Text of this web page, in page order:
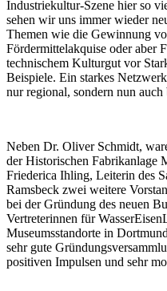
Industriekultur-Szene hier so
sehen wir uns immer wieder
Themen wie die Gewinnung
Fördermittelakquise oder aber
technischem Kulturgut vor
Beispiele. Ein starkes
nur regional, sondern nun auch
Neben Dr. Oliver Schmidt,
der Historischen Fabrikanlage
Friederica Ihling, Leiterin des
Ramsbeck zwei weitere
bei der Gründung des neuen
Vertreterinnen für
Museumsstandorte in
sehr gute
positiven Impulsen und sehr